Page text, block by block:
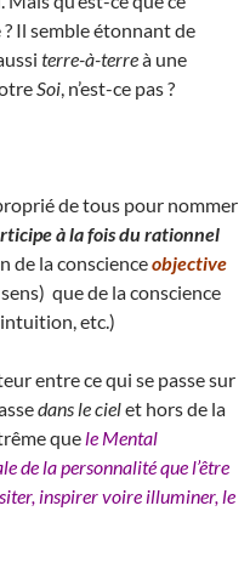
? Il semble étonnant de
terre-à-terreà une
Soi , n’est-ce pas ?
de tous pour nommer
à la fois du rationnel
de la conscienceobjective
que de la conscience
etc.)
entre ce qui se passe sur
dans le cielet hors de la
que le Mental
de la personnalité que l’être
inspirer voire illuminer, le